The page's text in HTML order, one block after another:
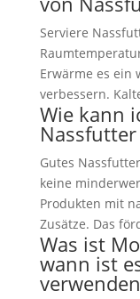
Serviere
Erwärme es ein
verbessern.
Wie kann
Gutes
keine
Produkten mit
Zusätze. Das
Was ist
wann ist